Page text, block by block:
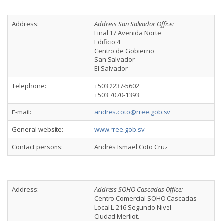
Address:
Address San Salvador Office:
Final 17 Avenida Norte
Edificio 4
Centro de Gobierno
San Salvador
El Salvador
Telephone:
+503 2237-5602
+503 7070-1393
E-mail:
andres.coto@rree.gob.sv
General website:
www.rree.gob.sv
Contact persons:
Andrés Ismael Coto Cruz
Address:
Address SOHO Cascadas Office:
Centro Comercial SOHO Cascadas
Local L-216 Segundo Nivel
Ciudad Merliot.